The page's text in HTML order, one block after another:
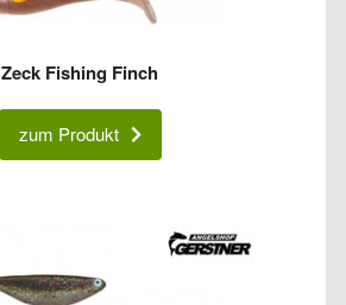
Zeck Fishing Finch
zum Produkt